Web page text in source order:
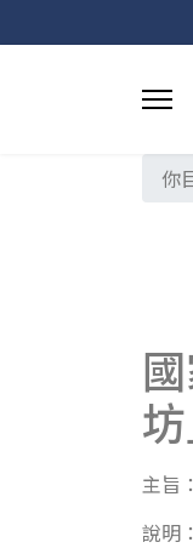
你
坊
主旨
說明：